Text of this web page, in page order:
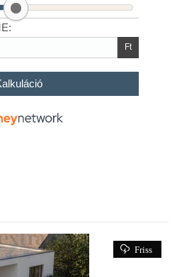
Friss